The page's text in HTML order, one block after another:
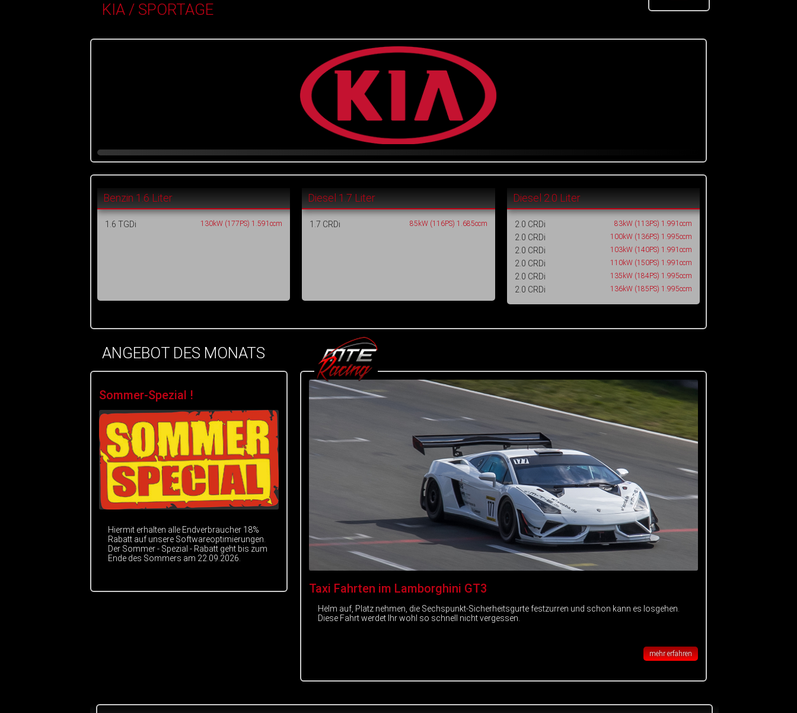
KIA / SPORTAGE
Benzin 1.6 Liter
1.6 TGDi 130kW (177PS) 1.591ccm
Diesel 1.7 Liter
1.7 CRDi 85kW (116PS) 1.685ccm
Diesel 2.0 Liter
2.0 CRDi 83kW (113PS) 1.991ccm
2.0 CRDi 100kW (136PS) 1.995ccm
2.0 CRDi 103kW (140PS) 1.991ccm
2.0 CRDi 110kW (150PS) 1.991ccm
2.0 CRDi 135kW (184PS) 1.995ccm
2.0 CRDi 136kW (185PS) 1.995ccm
ANGEBOT DES MONATS
Sommer-Spezial !
Hiermit erhalten alle Endverbraucher 18%
Rabatt auf unsere Softwareoptimierungen.
Der Sommer - Spezial - Rabatt geht bis zum
Ende des Sommers am 22.09.2026.
Taxi Fahrten im Lamborghini GT3
Helm auf, Platz nehmen, die Sechspunkt-Sicherheitsgurte festzurren und schon kann es losgehen.
Diese Fahrt werdet Ihr wohl so schnell nicht vergessen.
mehr erfahren